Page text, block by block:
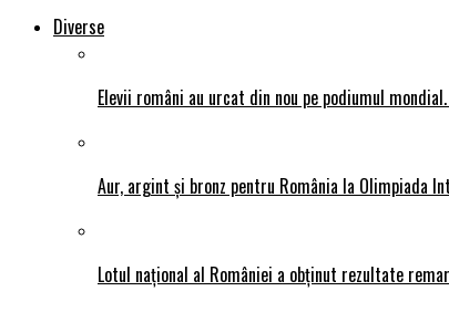
Diverse
Elevii români au urcat din nou pe podiumul
Aur, argint și bronz pentru România la Olimpiada
Lotul național al României a obținut rezultate